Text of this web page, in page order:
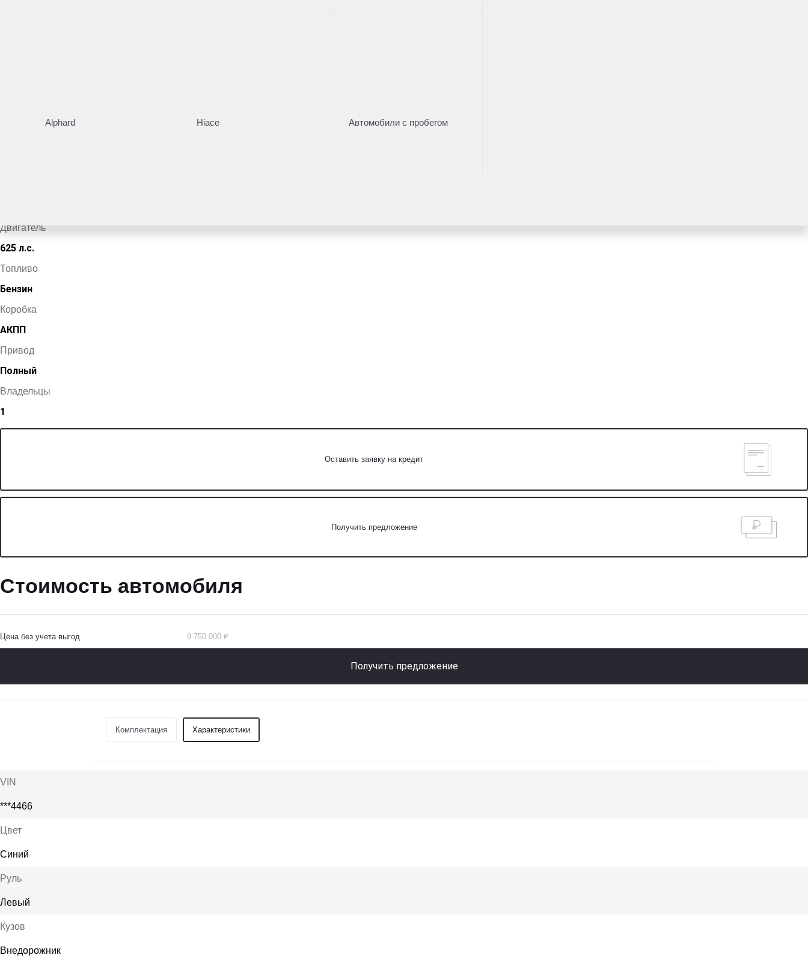
Alphard Hiace Автомобили с пробегом
Синий
Двигатель
625 л.с.
Топливо
Бензин
Коробка
АКПП
Привод
Полный
Владельцы
1
Оставить заявку на кредит
Получить предложение
Стоимость автомобиля
Цена без учета выгод 9 750 000 ₽
Получить предложение
Комплектация Характеристики
VIN
***4466
Цвет
Синий
Руль
Левый
Кузов
Внедорожник